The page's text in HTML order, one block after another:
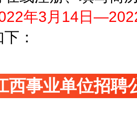
年3月14日
：
西事业单位招聘